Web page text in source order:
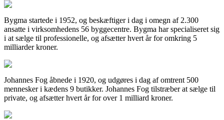
Bygma startede i 1952, og beskæftiger i dag i omegn af 2.300
ansatte i virksomhedens 56 byggecentre. Bygma har specialiseret sig
i at sælge til professionelle, og afsætter hvert år for omkring 5
milliarder kroner.
Johannes Fog åbnede i 1920, og udgøres i dag af omtrent 500
mennesker i kædens 9 butikker. Johannes Fog tilstræber at sælge til
private, og afsætter hvert år for over 1 milliard kroner.